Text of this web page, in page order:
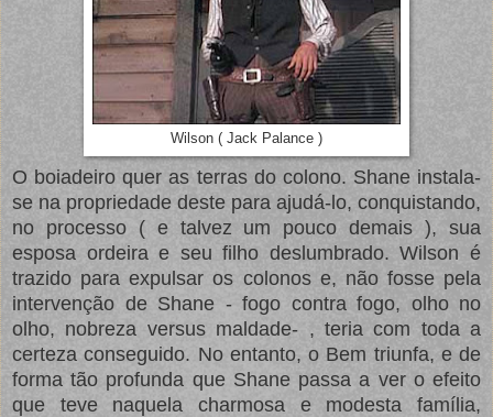
Wilson ( Jack Palance )
O boiadeiro quer as terras do colono. Shane instala-
se na propriedade deste para ajudá-lo, conquistando,
no processo ( e talvez um pouco demais ), sua
esposa ordeira e seu filho deslumbrado. Wilson é
trazido para expulsar os colonos e, não fosse pela
intervenção de Shane - fogo contra fogo, olho no
olho, nobreza versus maldade- , teria com toda a
certeza conseguido. No entanto, o Bem triunfa, e de
forma tão profunda que Shane passa a ver o efeito
que teve naquela charmosa e modesta família,